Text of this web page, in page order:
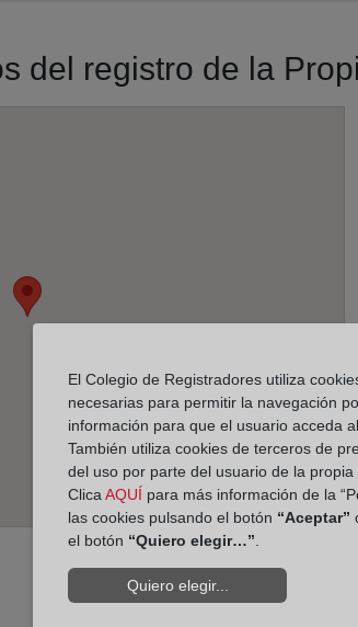
del registro de la
El Colegio de Registradores utiliza
necesarias para permitir la navegación
información para que el usuario acceda
También utiliza cookies de terceros de
del uso por parte del usuario de la propia
ClicaAQUÍ para más información de la
las cookies pulsando el botón “Aceptar”
el botón “Quiero elegir…”.
Quiero elegir...